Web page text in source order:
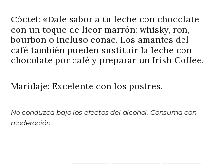
Cóctel: «Dale sabor a tu leche con chocolate
con un toque de licor marrón: whisky, ron,
bourbon o incluso coñac. Los amantes del
café también pueden sustituir la leche con
chocolate por café y preparar un Irish Coffee.
Maridaje: Excelente con los postres.
No conduzca bajo los efectos del alcohol. Consuma con
moderación.